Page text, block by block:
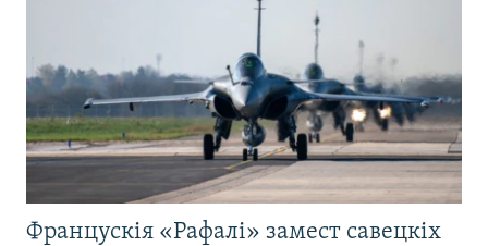
Францускія «Рафалі» замест савецкіх